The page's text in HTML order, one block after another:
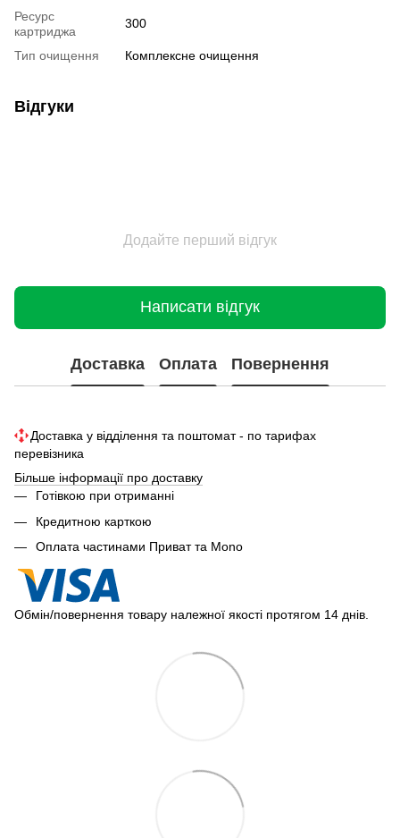
Ресурс
картриджа
300
Тип очищення Комплексне очищення
Відгуки
Додайте перший відгук
Написати відгук
Доставка Оплата Повернення
Доставка у відділення та поштомат - по тарифах
перевізника
Більше інформації про доставку
Готівкою при отриманні
Кредитною карткою
Оплата частинами Приват та Mono
Обмін/повернення товару належної якості протягом 14 днів.